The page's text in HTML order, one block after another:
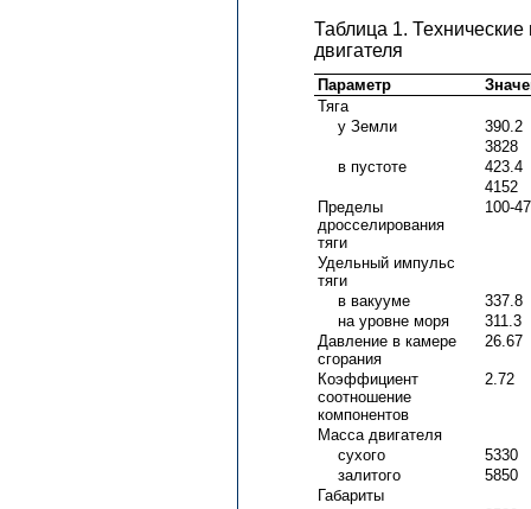
Таблица 1.
двигателя
Параметр
Тяга
у Земли
390.2
3828
в пустоте
423.4
4152
Пределы
дросселирования
тяги
100-47
Удельный импульс
тяги
в вакууме
337.8
на уровне моря
311.3
Давление в камере
сгорания
26.67
Коэффициент
соотношение
компонентов
2.72
Масса двигателя
сухого
5330
залитого
5850
Габариты